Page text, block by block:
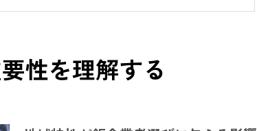
コカー需要に対応した業者選びのポイント
元イベントが業者選びに与える影響
きる鈑金業者の見つけ方と評価ポイント
性を理解する